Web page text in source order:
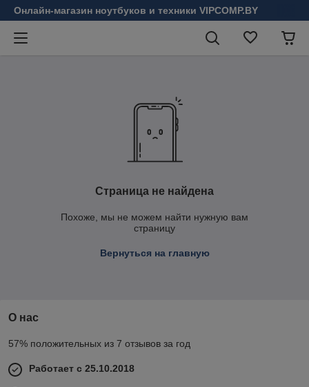
Онлайн-магазин ноутбуков и техники VIPCOMP.BY
Страница не найдена
Похоже, мы не можем найти нужную вам
страницу
Вернуться на главную
О нас
57% положительных из 7 отзывов за год
Работает с 25.10.2018